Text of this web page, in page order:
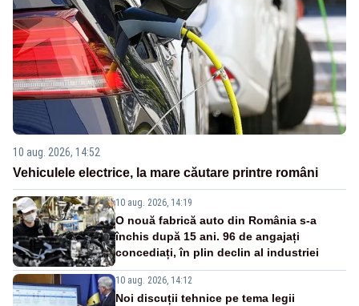
10 aug. 2026, 14:52
Vehiculele electrice, la mare căutare printre români
10 aug. 2026, 14:19
O nouă fabrică auto din România s-a
închis după 15 ani. 96 de angajați
concediați, în plin declin al industriei
10 aug. 2026, 14:12
Noi discuții tehnice pe tema legii